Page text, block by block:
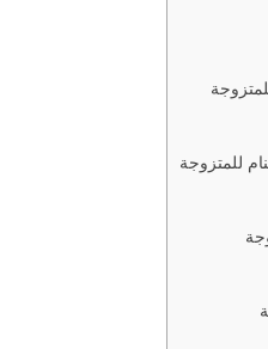
للمتزوجة